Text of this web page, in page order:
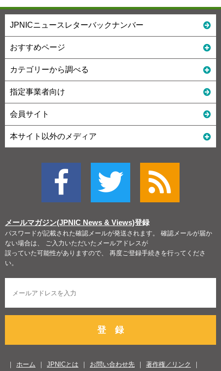
JPNICニュースレターバックナンバー
おすすめページ
カテゴリーから調べる
指定事業者向け
会員サイト
本サイト以外のメディア
メールマガジン(JPNIC News & Views)登録
パスワードが記載された確認メールが発送されます。 確認メールが届か
ない場合は、 ご入力いただいたメールアドレスが
誤っていた可能性がありますので、 再度ご登録手続きを行ってくださ
い。
登 録
ホーム JPNICとは お問い合わせ先
著作権／リンク